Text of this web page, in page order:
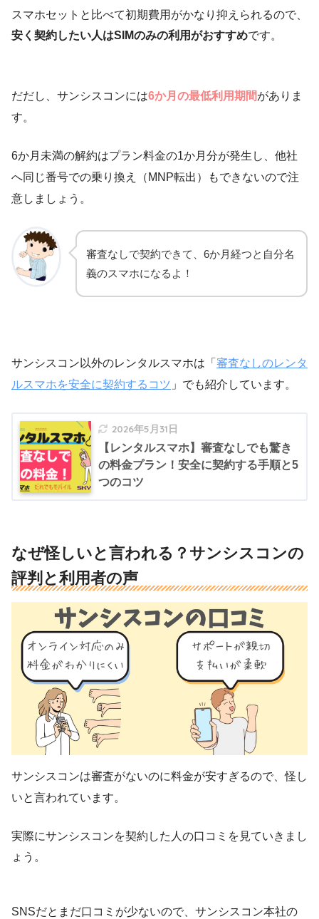
スマホセットと比べて初期費用がかなり抑えられるので、
安く契約したい人はSIMのみの利用がおすすめです。
だだし、サンシスコンには6か月の最低利用期間がありま
す。
6か月未満の解約はプラン料金の1か月分が発生し、他社
へ同じ番号での乗り換え（MNP転出）もできないので注
意しましょう。
審査なしで契約できて、6か月経つと自分名
義のスマホになるよ！
サンシスコン以外のレンタルスマホは「 審査なしのレンタ
ルスマホを安全に契約するコツ 」でも紹介しています。
2026年5月31日
【レンタルスマホ】審査なしでも驚き
の料金プラン！安全に契約する手順と5
つのコツ
なぜ怪しいと言われる？サンシスコンの
評判と利用者の声
サンシスコンは審査がないのに料金が安すぎるので、怪し
いと言われています。
実際にサンシスコンを契約した人の口コミを見ていきまし
ょう。
SNSだとまだ口コミが少ないので、サンシスコン本社の